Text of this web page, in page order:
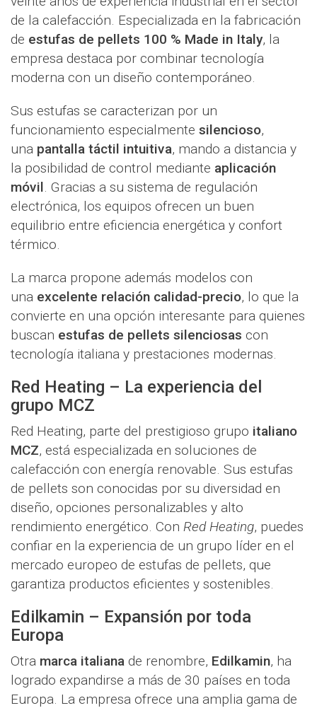
de la calefacción. Especializada en la fabricación
de estufas de pellets 100 % Made in Italy, la
empresa destaca por combinar tecnología
moderna con un diseño contemporáneo.
Sus estufas se caracterizan por un
funcionamiento especialmente silencioso,
una pantalla táctil intuitiva, mando a distancia y
la posibilidad de control mediante aplicación
móvil. Gracias a su sistema de regulación
electrónica, los equipos ofrecen un buen
equilibrio entre eficiencia energética y confort
térmico.
La marca propone además modelos con
una excelente relación calidad-precio, lo que la
convierte en una opción interesante para quienes
buscan estufas de pellets silenciosas con
tecnología italiana y prestaciones modernas.
Red Heating – La experiencia del
grupo MCZ
Red Heating, parte del prestigioso grupo italiano
MCZ, está especializada en soluciones de
calefacción con energía renovable. Sus estufas
de pellets son conocidas por su diversidad en
diseño, opciones personalizables y alto
rendimiento energético. Con Red Heating, puedes
confiar en la experiencia de un grupo líder en el
mercado europeo de estufas de pellets, que
garantiza productos eficientes y sostenibles.
Edilkamin – Expansión por toda
Europa
Otra marca italiana de renombre, Edilkamin, ha
logrado expandirse a más de 30 países en toda
Europa. La empresa ofrece una amplia gama de